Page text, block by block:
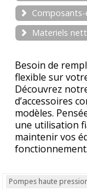
Materiels
Besoin de
flexible sur
Découvrez
d’accessoires
modèles.
une utilisation
maintenir vos
fonctionnement.
Pompes haute